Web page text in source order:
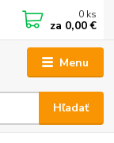
Menu
Hľadať
0 ks
za 0,00 €